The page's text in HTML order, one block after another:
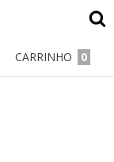
CARRINHO 0